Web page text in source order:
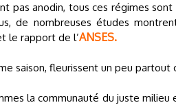
pas anodin, tous ces régimes
de nombreuses études
le rapport de l’ANSES.
saison, fleurissent un peu
la communauté du juste